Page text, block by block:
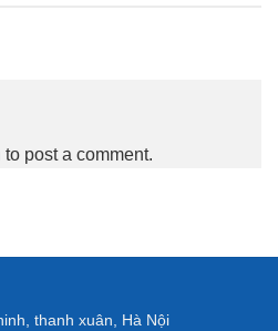
to post a comment.
thanh xuân, Hà Nội